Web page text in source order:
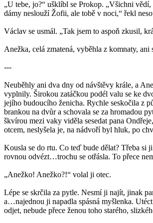
„U tebe, jo?“ ušklíbl se Prokop. „Všichni
dámy neslouží Žofii, ale tobě v noci,“ řekl
Václav se usmál. „Tak jsem to aspoň zkusil,
Anežka, celá zmatená, vyběhla z komnaty, ani
---
Neuběhly ani dva dny od návštěvy krále, a
vyplnily. Širokou zatáčkou podél valu se ke
jejího budoucího ženicha. Rychle seskočila z
brankou na dvůr a schovala se za hromadou
škvírou mezi vaky viděla sesedat pana
otcem, neslyšela je, na nádvoří byl hluk, po
Kousla se do rtu. Co teď bude dělat? Třeba si
rovnou odvézt…trochu se otřásla. To přece
„Anežko! Anežko?!“ volal ji otec.
Lépe se skrčila za pytle. Nesmí ji najít, jinak
a…najednou ji napadla spásná myšlenka.
odjet, nebude přece ženou toho starého,